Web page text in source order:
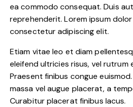
ea commodo consequat. Duis
reprehenderit. Lorem ipsum
consectetur adipiscing elit.
Etiam vitae leo et diam
eleifend ultricies risus, vel rutrum
Praesent finibus congue
massa vel augue placerat, a
Curabitur placerat finibus lacus.